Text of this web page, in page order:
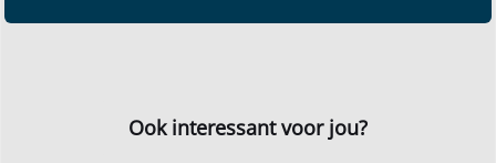
Ook interessant voor jou?